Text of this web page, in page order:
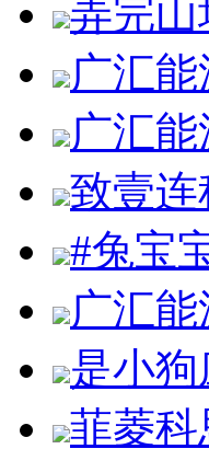
弄完
广汇
广汇
致壹连
#兔宝
广汇
是小狗
菲菱